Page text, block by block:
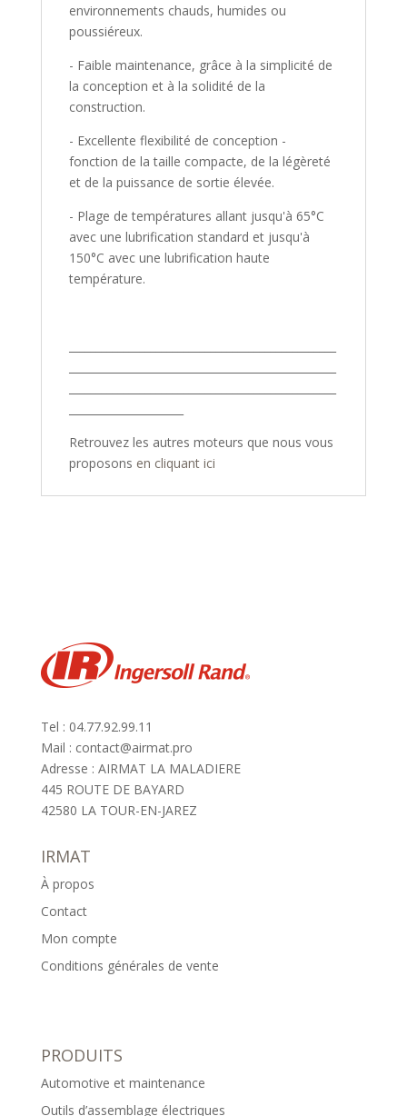
environnements chauds, humides ou
poussiéreux.
- Faible maintenance, grâce à la simplicité de
la conception et à la solidité de la
construction.
- Excellente flexibilité de conception -
fonction de la taille compacte, de la légèreté
et de la puissance de sortie élevée.
- Plage de températures allant jusqu'à 65°C
avec une lubrification standard et jusqu'à
150°C avec une lubrification haute
température.
Retrouvez les autres moteurs que nous vous
proposons en cliquant ici
Tel : 04.77.92.99.11
Mail : contact@airmat.pro
Adresse : AIRMAT LA MALADIERE
445 ROUTE DE BAYARD
42580 LA TOUR-EN-JAREZ
IRMAT
À propos
Contact
Mon compte
Conditions générales de vente
PRODUITS
Automotive et maintenance
Outils d’assemblage électriques